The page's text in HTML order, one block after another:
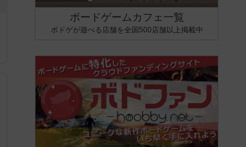
ボードゲームカフェ一覧
ボドゲが遊べる店舗を全国500店舗以上掲載中